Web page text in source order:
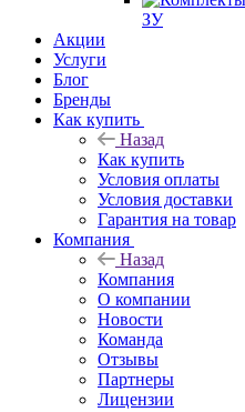
ЗУ
Акции
Услуги
Блог
Бренды
Как купить
Назад
Как купить
Условия оплаты
Условия доставки
Гарантия на товар
Компания
Назад
Компания
О компании
Новости
Команда
Отзывы
Партнеры
Лицензии